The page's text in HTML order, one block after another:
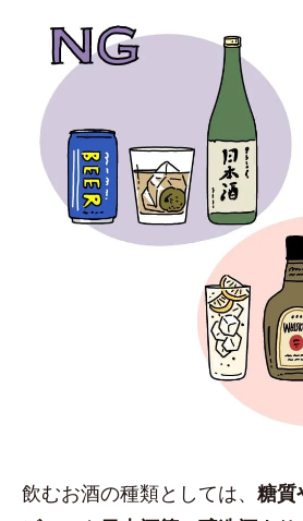
飲むお酒の種類としては、 糖質